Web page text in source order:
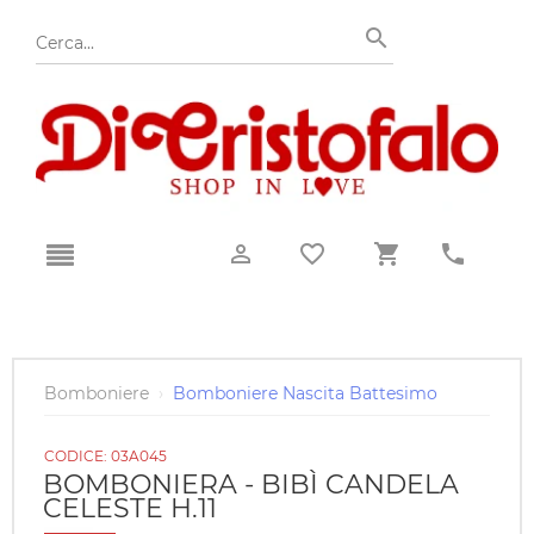
Bomboniere › Bomboniere Nascita Battesimo
CODICE: 03A045
BOMBONIERA - BIBÌ CANDELA
CELESTE H.11